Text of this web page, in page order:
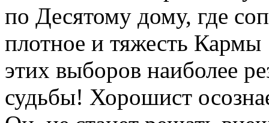
по Десятому дому, где
плотное и тяжесть Кармы
этих выборов наиболее
судьбы! Хорошист